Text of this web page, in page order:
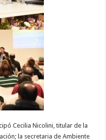
Cecilia Nicolini, titular de la
la secretaria de Ambiente